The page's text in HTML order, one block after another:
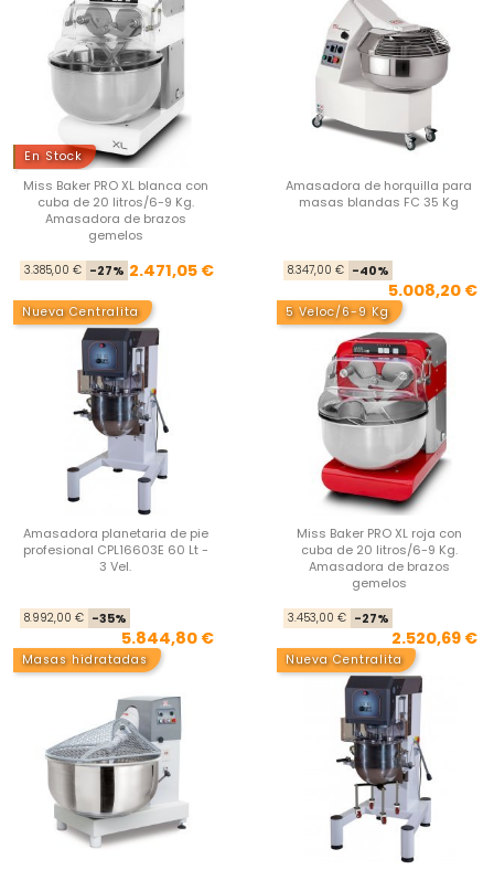
En Stock
Miss Baker PRO XL blanca con
cuba de 20 litros/6-9 Kg.
Amasadora de brazos
gemelos
Precio base
3.385,00 € -27% Precio
2.471,05 €
Amasadora de horquilla para
masas blandas FC 35 Kg
8.347,00 € -40%
5.008,20 €
Nueva Centralita
Amasadora planetaria de pie
profesional CPL16603E 60 Lt -
3 Vel.
Precio base
8.992,00 € -35%
5.844,80 €
5 Veloc/6-9 Kg
Miss Baker PRO XL roja con
cuba de 20 litros/6-9 Kg.
Amasadora de brazos
gemelos
3.453,00 € -27%
2.520,69 €
Masas hidratadas Nueva Centralita